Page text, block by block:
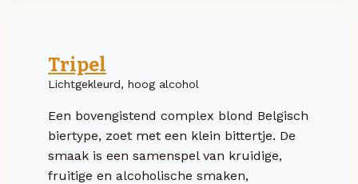
Tripel
Lichtgekleurd, hoog alcohol
Een bovengistend complex blond Belgisch
biertype, zoet met een klein bittertje. De
smaak is een samenspel van kruidige,
fruitige en alcoholische smaken,